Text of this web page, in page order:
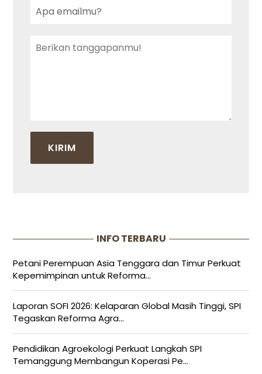
INFO TERBARU
Petani Perempuan Asia Tenggara dan Timur Perkuat
Kepemimpinan untuk Reforma...
Laporan SOFI 2026: Kelaparan Global Masih Tinggi, SPI
Tegaskan Reforma Agra...
Pendidikan Agroekologi Perkuat Langkah SPI
Temanggung Membangun Koperasi Pe...